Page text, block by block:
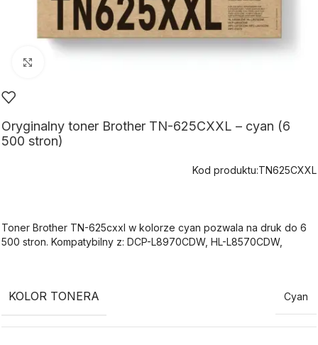
Oryginalny toner Brother TN-625CXXL – cyan (6
500 stron)
Kod produktu:TN625CXXL
Toner Brother TN-625cxxl w kolorze cyan pozwala na druk do 6
500 stron. Kompatybilny z: DCP-L8970CDW, HL-L8570CDW,
KOLOR TONERA Cyan